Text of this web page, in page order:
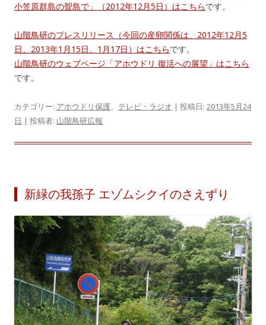
小笠原群島の聟島で」（2012年12月5日）はこちらです。
山階鳥研のプレスリリース（今回の産卵関係は、2012年12月5
日、2013年1月15日、1月17日）はこちらです。
山階鳥研のウェブページ「アホウドリ 復活への展望」はこちら
です。
カテゴリー: アホウドリ保護、 テレビ・ラジオ | 投稿日: 2013年5月24
日 | 投稿者: 山階鳥研広報
新緑の我孫子 エゾムシクイのさえずり